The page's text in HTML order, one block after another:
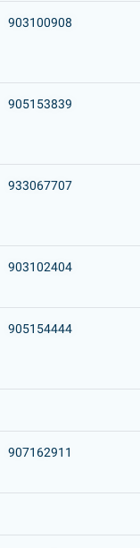
903100908
905153839
933067707
903102404
905154444
907162911